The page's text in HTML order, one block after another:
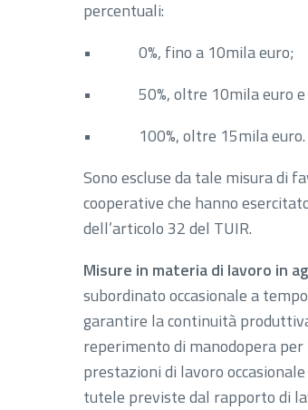
percentuali:
• 0%, fino a 10mila euro;
• 50%, oltre 10mila euro e
• 100%, oltre 15mila euro.
Sono escluse da tale misura di
cooperative che hanno
dell’articolo 32 del TUIR.
Misure in materia di lavoro in
subordinato occasionale a
garantire la continuità
reperimento di manodopera
prestazioni di lavoro
tutele previste dal rapporto di